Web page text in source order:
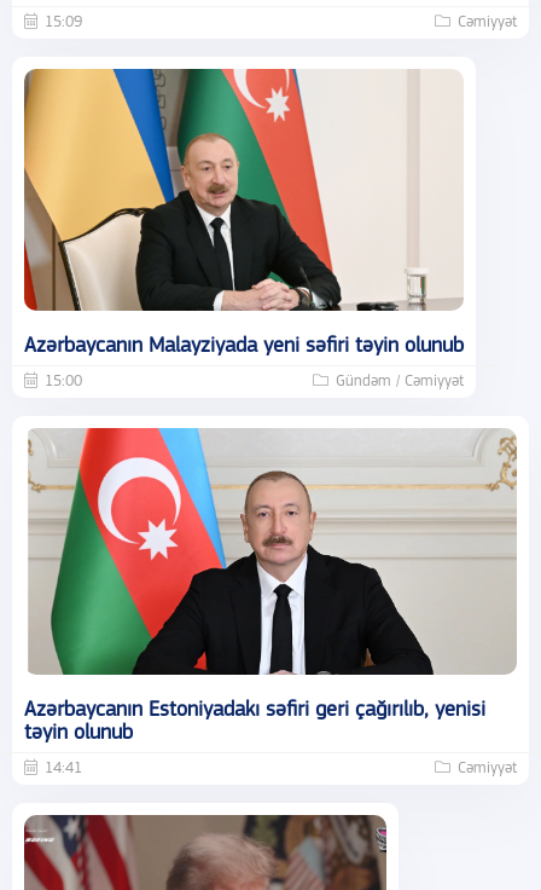
15:09 Cəmiyyət
Azərbaycanın Malayziyada yeni səfiri təyin olunub
15:00 Gündəm / Cəmiyyət
Azərbaycanın Estoniyadakı səfiri geri çağırılıb, yenisi
təyin olunub
14:41 Cəmiyyət